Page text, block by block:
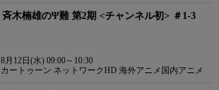
斉木楠雄のΨ難 第2期 <チャンネル初> ＃1-3
8月12日(水) 09:00～10:30
カートゥーン ネットワークHD 海外アニメ国内アニメ